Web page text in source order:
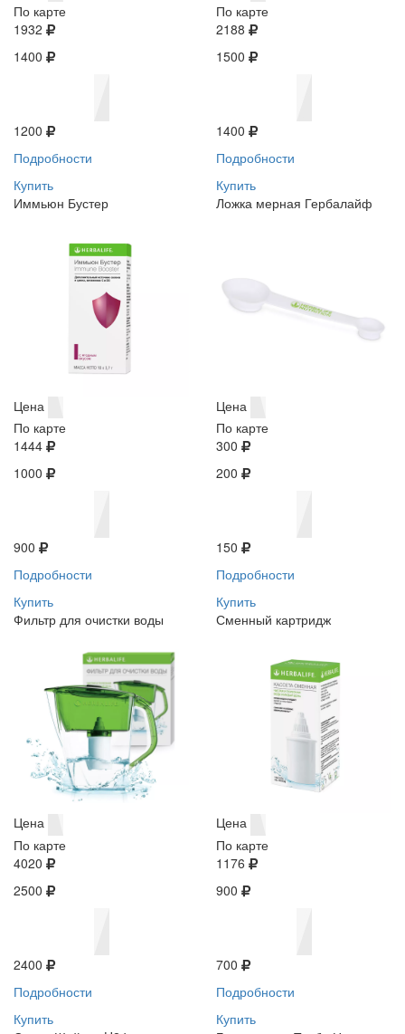
По карте
1932
1400
1200
Подробности
Купить
По карте
2188
1500
1400
Подробности
Купить
Иммьюн Бустер
Цена
По карте
1444
1000
900
Подробности
Купить
Ложка мерная Гербалайф
Цена
По карте
300
200
150
Подробности
Купить
Фильтр для очистки воды
Цена
По карте
4020
2500
2400
Подробности
Купить
Сменный картридж
Цена
По карте
1176
900
700
Подробности
Купить